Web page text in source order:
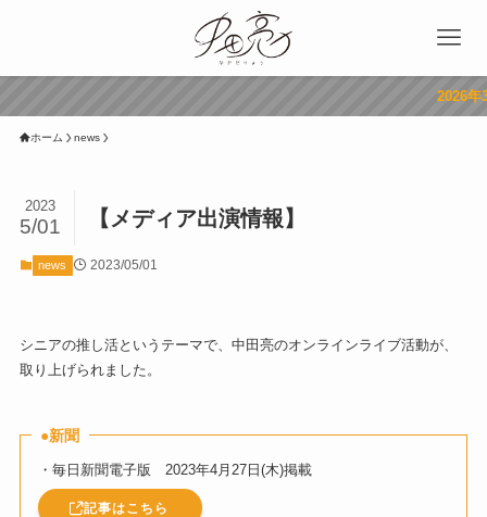
2026年3月
ホーム news
【メディア出演情報】
2023
5/01
news 2023/05/01
シニアの推し活というテーマで、中田亮のオンラインライブ活動が、
取り上げられました。
●新聞
・毎日新聞電子版 2023年4月27日(木)掲載
記事はこちら